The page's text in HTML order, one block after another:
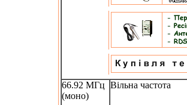
66.92 МГц
(моно)
Вільна частота